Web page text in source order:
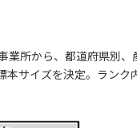
業所から、都道府県別
サイズを決定。ランク